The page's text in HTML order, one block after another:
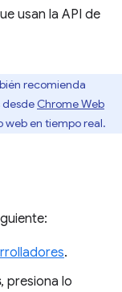
usan la API de
recomienda
desde Chrome Web
web en tiempo real.
.
, presiona lo